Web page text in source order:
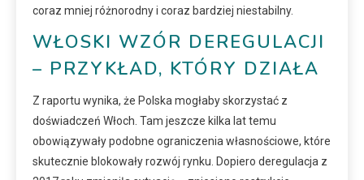
coraz mniej różnorodny i coraz bardziej niestabilny.
WŁOSKI WZÓR DEREGULACJI
– PRZYKŁAD, KTÓRY DZIAŁA
Z raportu wynika, że Polska mogłaby skorzystać z
doświadczeń Włoch. Tam jeszcze kilka lat temu
obowiązywały podobne ograniczenia własnościowe, które
skutecznie blokowały rozwój rynku. Dopiero deregulacja z